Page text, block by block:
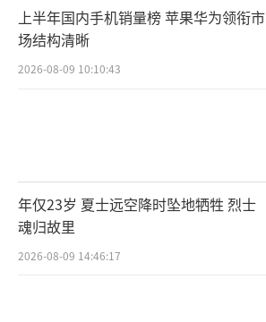
上半年国内手机销量榜 苹果华为领衔市
场结构清晰
2026-08-09 10:10:43
年仅23岁 夏士远空降时坠地牺牲 烈士
魂归故里
2026-08-09 14:46:17